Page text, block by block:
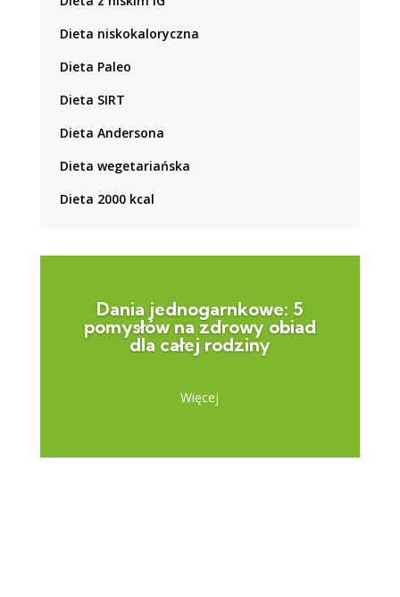
Dieta niskokaloryczna
Dieta Paleo
Dieta SIRT
Dieta Andersona
Dieta wegetariańska
Dieta 2000 kcal
Dania jednogarnkowe: 5
pomysłów na zdrowy obiad
dla całej rodziny
Więcej